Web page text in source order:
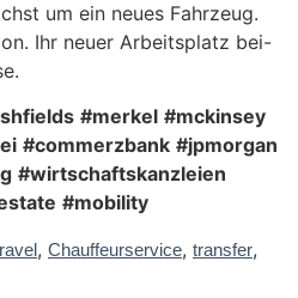
um ein neues Fahrzeug.
Ihr neuer Arbeitsplatz bei-
#merkel #mckinsey
#commerzbank #jpmorgan
#wirtschaftskanzleien
#mobility
, Chauffeurservice, transfer,